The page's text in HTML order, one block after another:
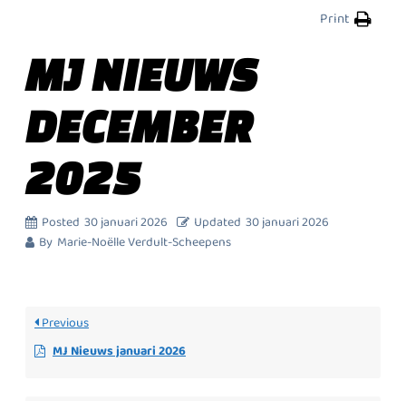
Print
MJ NIEUWS
DECEMBER
2025
Posted 30 januari 2026 Updated 30 januari 2026
By Marie-Noëlle Verdult-Scheepens
Previous
MJ Nieuws januari 2026